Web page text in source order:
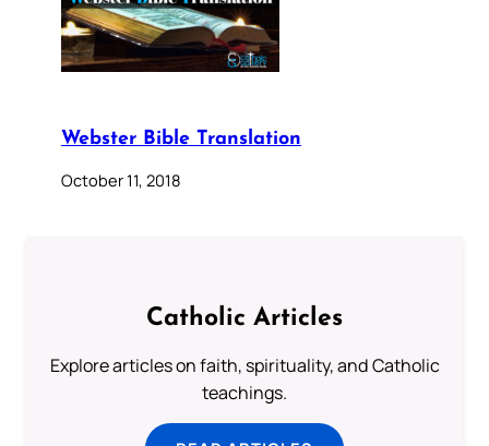
Webster Bible Translation
October 11, 2018
Catholic Articles
Explore articles on faith, spirituality, and Catholic
teachings.